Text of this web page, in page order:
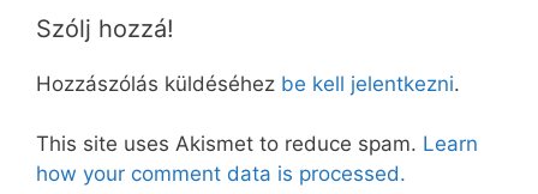
Szólj hozzá!
Hozzászólás küldéséhez be kell jelentkezni.
This site uses Akismet to reduce spam. Learn
how your comment data is processed.